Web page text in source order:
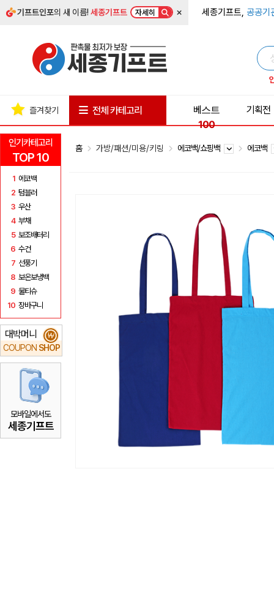
기프트인포의 새 이름!세종기프트 자세히 × 세종기프트, 공공기
인기카테고리
TOP 10
1 에코백
2 텀블러
3 우산
4 부채
5 보조배터리
6 수건
7 선풍기
8 보온보냉백
9 물티슈
10 장바구니
대박머니
COUPON SHOP
₩
모바일에서도
세종기프트
즐겨찾기 전체 카테고리
베스트
100
기획전
홈 가방/패션/미용/키링 에코백/쇼핑백 에코백